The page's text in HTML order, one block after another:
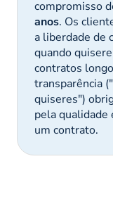
compromisso
anos. Os
a liberdade de
quando
contratos
transparência
quiseres")
pela qualidade
um contrato.